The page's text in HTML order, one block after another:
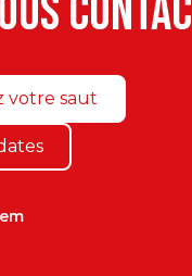
ouscontac
votre saut